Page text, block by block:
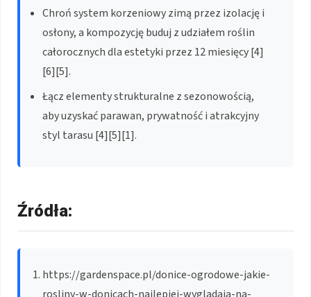
Chroń system korzeniowy zimą przez izolację i
osłony, a kompozycję buduj z udziałem roślin
całorocznych dla estetyki przez 12 miesięcy [4]
[6][5].
Łącz elementy strukturalne z sezonowością,
aby uzyskać parawan, prywatność i atrakcyjny
styl tarasu [4][5][1].
Źródła:
https://gardenspace.pl/donice-ogrodowe-jakie-
rosliny-w-donicach-najlepiej-wygladaja-na-